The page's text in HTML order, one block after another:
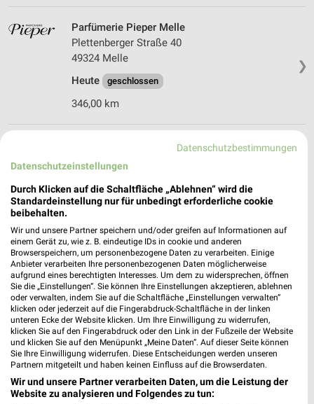
❯
Parfümerie Pieper Melle
Plettenberger Straße 40
49324 Melle
Heute
geschlossen
346,00 km
Lerchenstr. 16
49152 Bad Essen
Heute geschlossen
Rossmann Kirchlengern
Im Obrock 15 a
32278 Kirchlengern
Heute geschlossen
325,46 km • Angebote: 3 Prospekte
Rossmann Spenge
Lange Str. 2
Datenschutzbestimmungen
Datenschutzeinstellungen
Durch Klicken auf die Schaltfläche „Ablehnen“ wird die
Standardeinstellung nur für unbedingt erforderliche cookie
beibehalten.
Wir und unsere Partner speichern und/oder greifen auf Informationen auf
einem Gerät zu, wie z. B. eindeutige IDs in cookie und anderen
Browserspeichern, um personenbezogene Daten zu verarbeiten. Einige
Anbieter verarbeiten Ihre personenbezogenen Daten möglicherweise
aufgrund eines berechtigten Interesses. Um dem zu widersprechen, öffnen
Sie die „Einstellungen“. Sie können Ihre Einstellungen akzeptieren, ablehnen
oder verwalten, indem Sie auf die Schaltfläche „Einstellungen verwalten“
klicken oder jederzeit auf die Fingerabdruck-Schaltfläche in der linken
unteren Ecke der Website klicken. Um Ihre Einwilligung zu widerrufen,
klicken Sie auf den Fingerabdruck oder den Link in der Fußzeile der Website
und klicken Sie auf den Menüpunkt „Meine Daten“. Auf dieser Seite können
Sie Ihre Einwilligung widerrufen. Diese Entscheidungen werden unseren
Partnern mitgeteilt und haben keinen Einfluss auf die Browserdaten.
Wir und unsere Partner verarbeiten Daten, um die Leistung der
Website zu analysieren und Folgendes zu tun: